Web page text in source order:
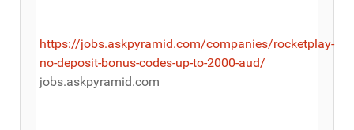
https://jobs.askpyramid.com/companies/rocketplay-
no-deposit-bonus-codes-up-to-2000-aud/
jobs.askpyramid.com